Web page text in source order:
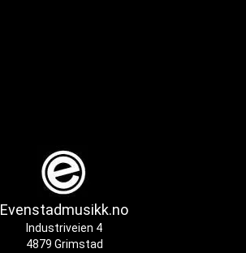
Evenstadmusikk.no
Industriveien 4
4879 Grimstad